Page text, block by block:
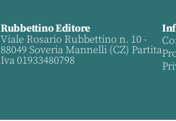
Rubbettino Editore
Viale Rosario Rubbettino n. 10 -
88049 Soveria Mannelli (CZ) Partita
Iva 01933480798